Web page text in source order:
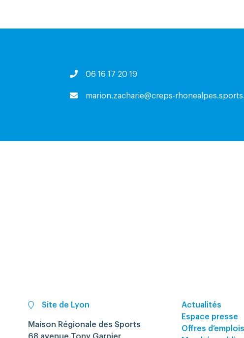
06 16 17 20 19
marion.zacharie@creps-
Site de Lyon
Maison Régionale des Sports
Actualités
Espace presse
Offres d’emplois